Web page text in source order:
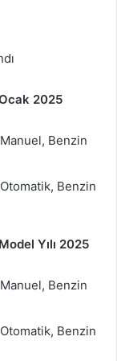
2025
Benzin
Benzin
Yılı 2025
Benzin
Benzin